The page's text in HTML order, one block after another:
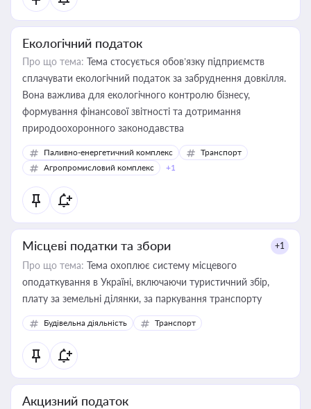
Екологічний податок
Про що тема: Тема стосується обов’язку підприємств
сплачувати екологічний податок за забруднення довкілля.
Вона важлива для екологічного контролю бізнесу,
формування фінансової звітності та дотримання
природоохоронного законодавства
Паливно-енергетичний комплекс
Транспорт
Агропромисловий комплекс
+1
Місцеві податки та збори +1
Про що тема: Тема охоплює систему місцевого
оподаткування в Україні, включаючи туристичний збір,
плату за земельні ділянки, за паркування транспорту
Будівельна діяльність Транспорт
Акцизний податок